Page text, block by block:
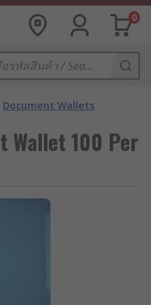
0
Document Wallets
Wallet 100 Per